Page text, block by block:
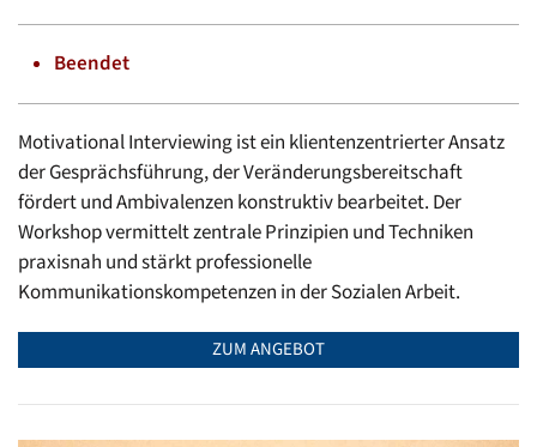
Beendet
Motivational Interviewing ist ein klientenzentrierter Ansatz
der Gesprächsführung, der Veränderungsbereitschaft
fördert und Ambivalenzen konstruktiv bearbeitet. Der
Workshop vermittelt zentrale Prinzipien und Techniken
praxisnah und stärkt professionelle
Kommunikationskompetenzen in der Sozialen Arbeit.
ZUM ANGEBOT